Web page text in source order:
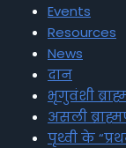
Events
Resources
News
दान
भृगुवंशी
असली
पृथ्वी के